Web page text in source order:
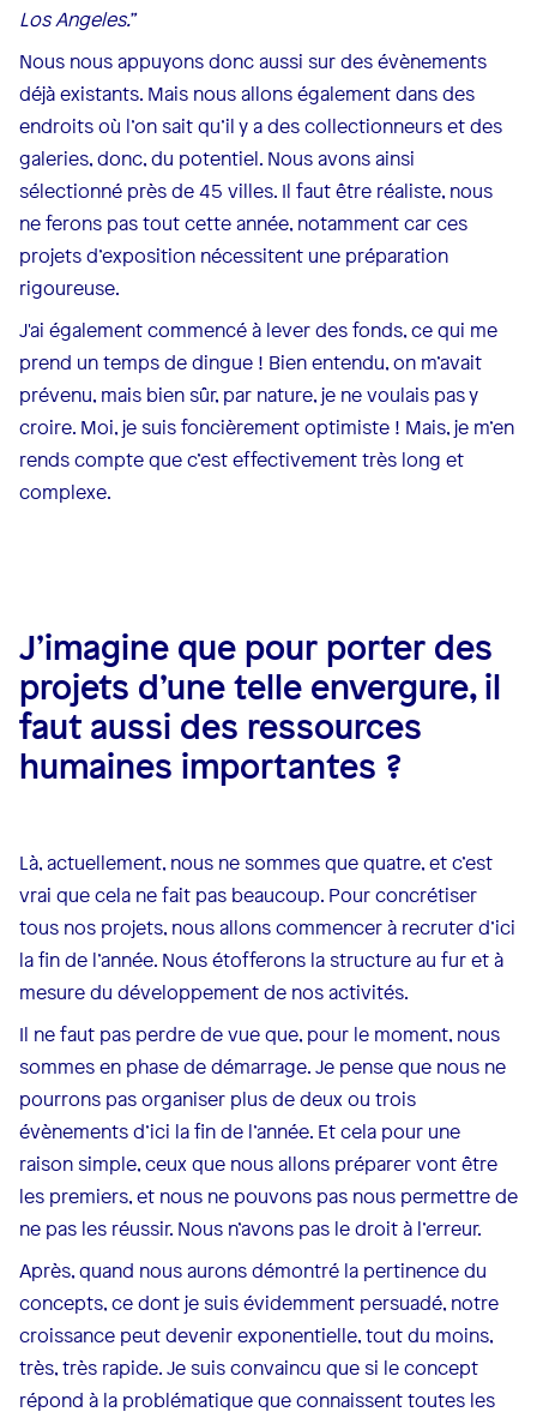
Los Angeles.”
Nous nous appuyons donc aussi sur des évènements
déjà existants. Mais nous allons également dans des
endroits où l’on sait qu’il y a des collectionneurs et des
galeries, donc, du potentiel. Nous avons ainsi
sélectionné près de 45 villes. Il faut être réaliste, nous
ne ferons pas tout cette année, notamment car ces
projets d’exposition nécessitent une préparation
rigoureuse.
J'ai également commencé à lever des fonds, ce qui me
prend un temps de dingue ! Bien entendu, on m’avait
prévenu, mais bien sûr, par nature, je ne voulais pas y
croire. Moi, je suis foncièrement optimiste ! Mais, je m’en
rends compte que c’est effectivement très long et
complexe.
J’imagine que pour porter des
projets d’une telle envergure, il
faut aussi des ressources
humaines importantes ?
Là, actuellement, nous ne sommes que quatre, et c’est
vrai que cela ne fait pas beaucoup. Pour concrétiser
tous nos projets, nous allons commencer à recruter d’ici
la fin de l’année. Nous étofferons la structure au fur et à
mesure du développement de nos activités.
Il ne faut pas perdre de vue que, pour le moment, nous
sommes en phase de démarrage. Je pense que nous ne
pourrons pas organiser plus de deux ou trois
évènements d’ici la fin de l’année. Et cela pour une
raison simple, ceux que nous allons préparer vont être
les premiers, et nous ne pouvons pas nous permettre de
ne pas les réussir. Nous n’avons pas le droit à l’erreur.
Après, quand nous aurons démontré la pertinence du
concepts, ce dont je suis évidemment persuadé, notre
croissance peut devenir exponentielle, tout du moins,
très, très rapide. Je suis convaincu que si le concept
répond à la problématique que connaissent toutes les